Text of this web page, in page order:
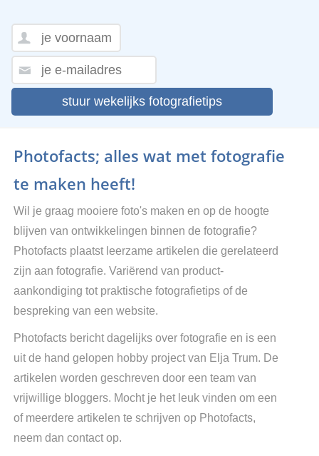
stuur wekelijks fotografietips
Photofacts; alles wat met fotografie
te maken heeft!
Wil je graag mooiere foto's maken en op de hoogte
blijven van ontwikkelingen binnen de fotografie?
Photofacts plaatst leerzame artikelen die gerelateerd
zijn aan fotografie. Variërend van product-
aankondiging tot praktische fotografietips of de
bespreking van een website.
Photofacts bericht dagelijks over fotografie en is een
uit de hand gelopen hobby project van Elja Trum. De
artikelen worden geschreven door een team van
vrijwillige bloggers. Mocht je het leuk vinden om een
of meerdere artikelen te schrijven op Photofacts,
neem dan contact op.